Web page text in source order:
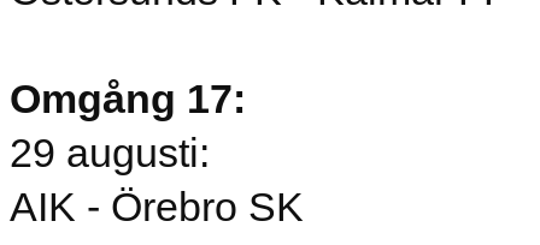
Omgång 17:
29 augusti:
AIK - Örebro SK